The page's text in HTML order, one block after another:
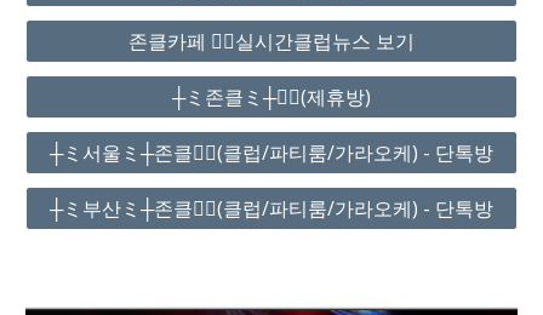
존클카페 ❤️‍🔥실시간클럽뉴스 보기
┼ミ존클ミ┼❤️‍🔥(제휴방)
┼ミ서울ミ┼존클❤️‍🔥(클럽/파티룸/가라오케) - 단톡방
┼ミ부산ミ┼존클❤️‍🔥(클럽/파티룸/가라오케) - 단톡방